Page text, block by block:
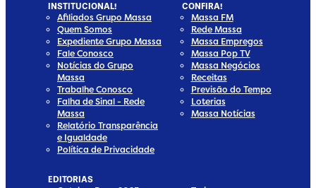
INSTITUCIONAL!
Afiliados Grupo Massa
Quem Somos
Expediente Grupo Massa
Fale Conosco
Notícias do Grupo
Massa
Trabalhe Conosco
Falha de Sinal - Rede
Massa
Relatório Transparência
e Igualdade
Política de Privacidade
CONFIRA!
Massa FM
Rede Massa
Massa Empregos
Massa Pop TV
Massa Negócios
Receitas
Previsão do Tempo
Loterias
Massa Notícias
EDITORIAS